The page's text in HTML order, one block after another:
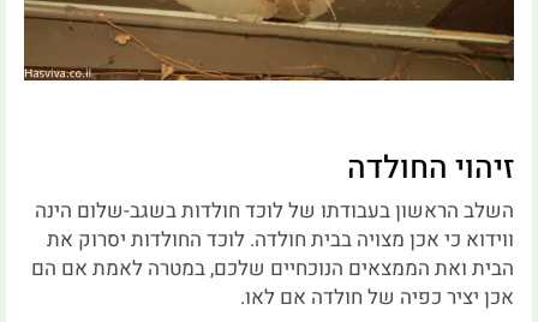
זיהוי החולדה
השלב הראשון בעבודתו של לוכד חולדות בשגב-שלום הינה
ווידוא כי אכן מצויה בבית חולדה. לוכד החולדות יסרוק את
הבית ואת הממצאים הנוכחיים שלכם, במטרה לאמת אם הם
אכן יציר כפיה של חולדה אם לאו.